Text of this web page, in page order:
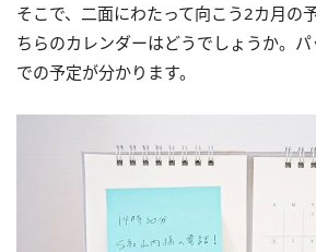
そこで、二面にわたって向こう2カ月の
ちらのカレンダーはどうでしょうか。
での予定が分かります。